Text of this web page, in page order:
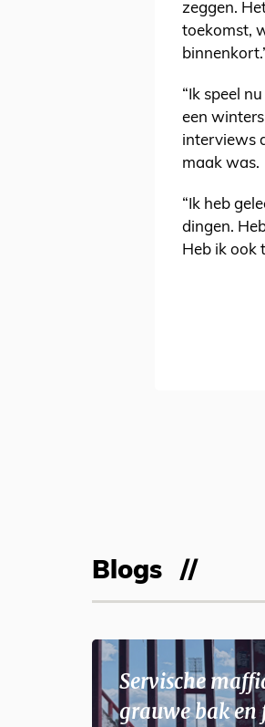
zeggen.
toekomst,
“Ik speel
een
interviews
maak was.
“Ik heb
dingen.
Heb ik ook
Blogs
Servische
grauwe bak en